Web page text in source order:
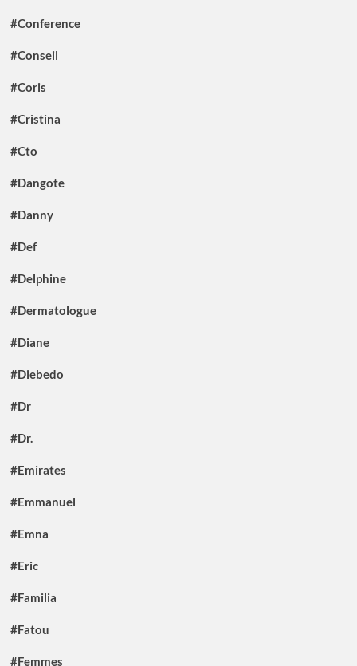
#Conference
#Conseil
#Coris
#Cristina
#Cto
#Dangote
#Danny
#Def
#Delphine
#Dermatologue
#Diane
#Diebedo
#Dr
#Dr.
#Emirates
#Emmanuel
#Emna
#Eric
#Familia
#Fatou
#Femmes